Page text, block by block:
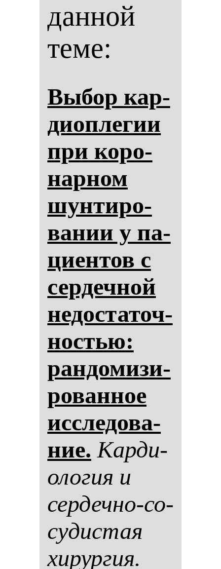
данной
теме:
Вы­бор кар­
ди­оп­ле­гии
при ко­ро­
нар­ном
шун­ти­ро­
ва­нии у па­
ци­ен­тов с
сер­деч­ной
не­дос­та­точ­
нос­тью:
ран­до­ми­зи­
ро­ван­ное
ис­сле­до­ва­
ние. Кар­ди­
оло­гия и
сер­деч­но-со­
су­дис­тая
хи­рур­гия.